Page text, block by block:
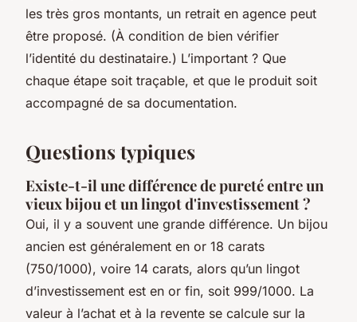
les très gros montants, un retrait en agence peut
être proposé. (À condition de bien vérifier
l’identité du destinataire.) L’important ? Que
chaque étape soit traçable, et que le produit soit
accompagné de sa documentation.
Questions typiques
Existe-t-il une différence de pureté entre un
vieux bijou et un lingot d'investissement ?
Oui, il y a souvent une grande différence. Un bijou
ancien est généralement en or 18 carats
(750/1000), voire 14 carats, alors qu’un lingot
d’investissement est en or fin, soit 999/1000. La
valeur à l’achat et à la revente se calcule sur la